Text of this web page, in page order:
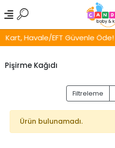
Havale/EFT Güvenle Öde!
Pişirme Kağıdı
Filtreleme
Ürün bulunamadı.